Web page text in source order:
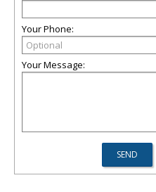
Your Phone:
Your Message: